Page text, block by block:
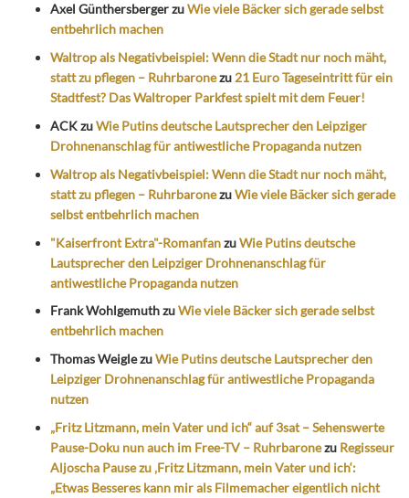
Axel GünthersbergerzuWie viele Bäcker sich gerade selbst
entbehrlich machen
Waltrop als Negativbeispiel: Wenn die Stadt nur noch mäht,
statt zu pflegen – Ruhrbaronezu 21 Euro Tageseintritt für ein
Stadtfest? Das Waltroper Parkfest spielt mit dem Feuer!
ACKzuWie Putins deutsche Lautsprecher den Leipziger
Drohnenanschlag für antiwestliche Propaganda nutzen
Waltrop als Negativbeispiel: Wenn die Stadt nur noch mäht,
statt zu pflegen – RuhrbaronezuWie viele Bäcker sich gerade
selbst entbehrlich machen
"Kaiserfront Extra"-RomanfanzuWie Putins deutsche
Lautsprecher den Leipziger Drohnenanschlag für
antiwestliche Propaganda nutzen
Frank WohlgemuthzuWie viele Bäcker sich gerade selbst
entbehrlich machen
Thomas WeiglezuWie Putins deutsche Lautsprecher den
Leipziger Drohnenanschlag für antiwestliche Propaganda
nutzen
„Fritz Litzmann, mein Vater und ich“ auf 3sat – Sehenswerte
Pause-Doku nun auch im Free-TV – Ruhrbaronezu Regisseur
Aljoscha Pause zu ‚Fritz Litzmann, mein Vater und ich‘:
„Etwas Besseres kann mir als Filmemacher eigentlich nicht